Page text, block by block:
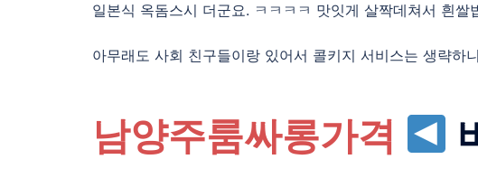
일본식 옥돔스시 더군요. ㅋㅋㅋㅋ 맛잇게 살짝데쳐서 흰
아무래도 사회 친구들이랑 있어서 콜키지 서비스는 생략하
남양주룸싸롱가격